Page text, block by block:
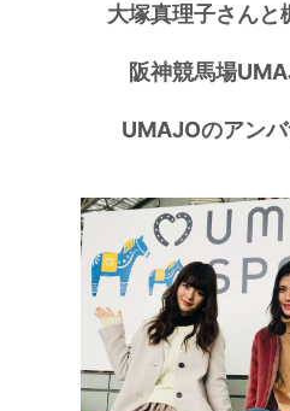
大塚真理子さんと
阪神競馬場
UMAJOのアンバ